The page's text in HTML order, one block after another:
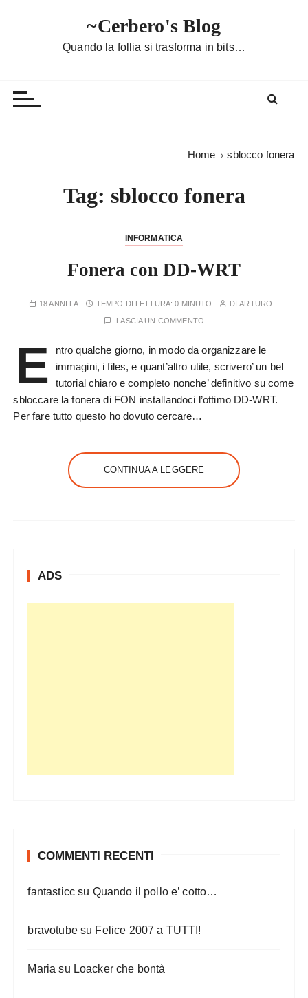
~Cerbero's Blog
Quando la follia si trasforma in bits…
Home sblocco fonera
Tag: sblocco fonera
INFORMATICA
Fonera con DD-WRT
18 ANNI FA TEMPO DI LETTURA:0 MINUTO DIARTURO
LASCIA UN COMMENTO
E
ntro qualche giorno, in modo da organizzare le
immagini, i files, e quant’altro utile, scrivero’ un bel
tutorial chiaro e completo nonche’ definitivo su come
sbloccare la fonera di FON installandoci l’ottimo DD-WRT.
Per fare tutto questo ho dovuto cercare…
CONTINUA A LEGGERE
ADS
COMMENTI RECENTI
fantasticc su Quando il pollo e’ cotto…
bravotubesu Felice 2007 a TUTTI!
Maria su Loacker che bontà